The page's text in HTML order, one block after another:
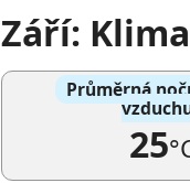
Září:
Průměrná
25